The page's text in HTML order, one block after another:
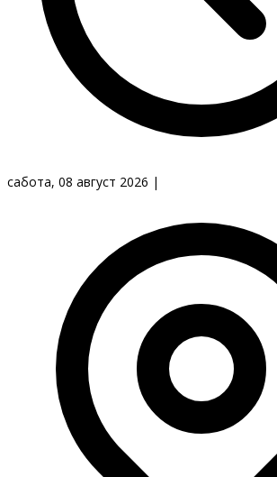
сабота, 08 август 2026 |